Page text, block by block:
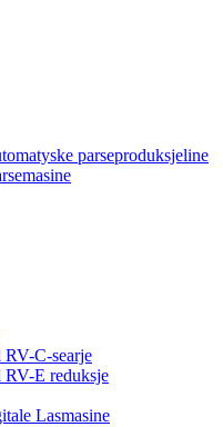
parseproduksjeline
RV-C-searje
RV-E reduksje
Lasmasine